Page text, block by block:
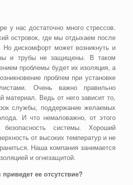
у нас достаточно много стрессов.
островок, где мы отдыхаем после
Но дискомфорт может возникнуть и
и трубы не защищены. В таком
проблемы будет их изоляция, а
проблем при установке
Очень важно правильно
материал. Ведь от него зависит то,
службы, поддержание желаемых
И что немаловажно, от этого
системы. Хороший
от высоких температур и не
Наша компания занимается
и огнезащитой.
ее отсутствие?